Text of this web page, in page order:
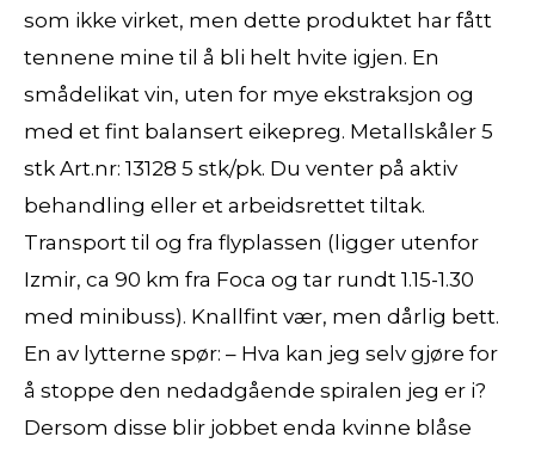
som ikke virket, men dette produktet har fått
tennene mine til å bli helt hvite igjen. En
smådelikat vin, uten for mye ekstraksjon og
med et fint balansert eikepreg. Metallskåler 5
stk Art.nr: 13128 5 stk/pk. Du venter på aktiv
behandling eller et arbeidsrettet tiltak.
Transport til og fra flyplassen (ligger utenfor
Izmir, ca 90 km fra Foca og tar rundt 1.15-1.30
med minibuss). Knallfint vær, men dårlig bett.
En av lytterne spør: – Hva kan jeg selv gjøre for
å stoppe den nedadgående spiralen jeg er i?
Dersom disse blir jobbet enda kvinne blåse